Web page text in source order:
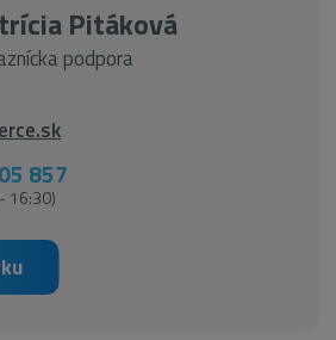
Pitáková
podpora
857
16:30)